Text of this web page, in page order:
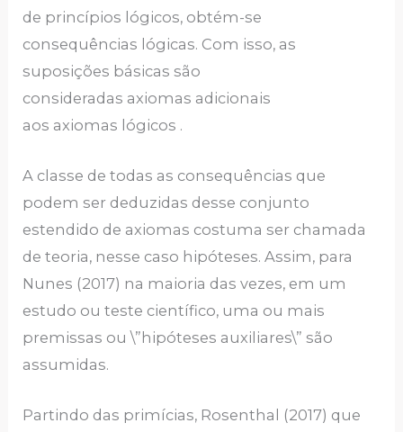
de princípios lógicos, obtém-se
consequências lógicas. Com isso, as
suposições básicas são
consideradas axiomas adicionais
aos axiomas lógicos .
A classe de todas as consequências que
podem ser deduzidas desse conjunto
estendido de axiomas costuma ser chamada
de teoria, nesse caso hipóteses. Assim, para
Nunes (2017) na maioria das vezes, em um
estudo ou teste científico, uma ou mais
premissas ou \”hipóteses auxiliares\” são
assumidas.
Partindo das primícias, Rosenthal (2017) que